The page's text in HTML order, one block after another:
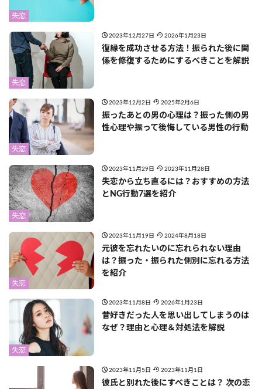
失恋
失恋
2023年12月27日 2026年1月23日
復縁を成功させる方法！振られた後に関
係を修復するためにするべきことを解説
失恋
2023年12月2日 2025年2月6日
振ったあとの男の心理は？振った側の男
性心理や振って後悔している男性の行動
失恋
2023年11月29日 2023年11月28日
失恋から立ち直るには？おすすめの方法
とNG行動7選を紹介
失恋
2023年11月19日 2024年8月18日
元彼を忘れたいのに忘れられない理由
は？振った・振られた側別に忘れる方法
を紹介
失恋
2023年11月8日 2026年1月23日
昔好きだった人を思い出してしまうのは
なぜ？理由と心理＆対処法を解説
2023年11月5日 2023年11月1日
彼氏と別れた後にすべきことは？ 次の恋